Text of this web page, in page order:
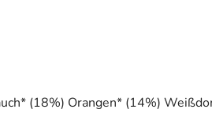
(18%) Orangen* (14%)